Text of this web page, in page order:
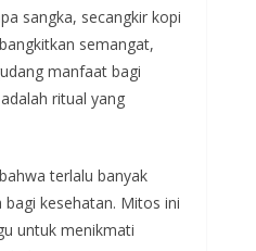
sangka, secangkir kopi
semangat,
manfaat bagi
ritual yang
terlalu banyak
kesehatan. Mitos ini
untuk menikmati